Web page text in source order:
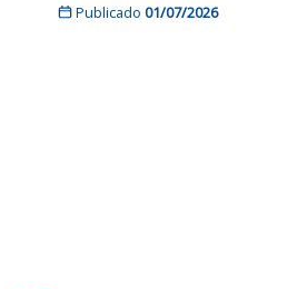
Publicado 01/07/2026